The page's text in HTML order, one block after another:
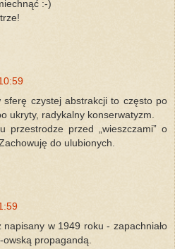
:-)
sferę czystej abstrakcji to często po
ukryty, radykalny konserwatyzm.
przestrodze przed „wieszczami” o
do ulubionych.
w 1949 roku - zapachniało
propagandą.